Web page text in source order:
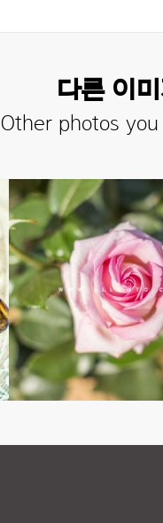
다른 이미
Other photos